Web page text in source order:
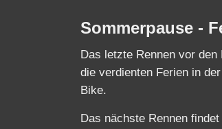
Sommerpause -
Das letzte Rennen vor
die verdienten Ferien in
Bike.
Das nächste Rennen